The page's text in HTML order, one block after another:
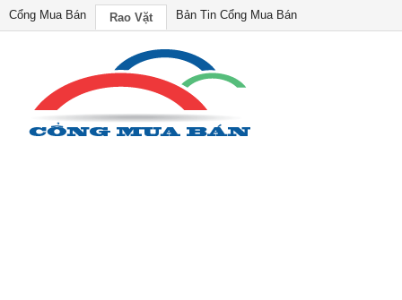
Cổng Mua Bán Rao Vặt Bản Tin Cổng Mua Bán